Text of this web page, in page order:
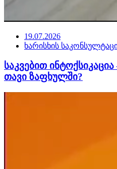
19.07.2026
ხარისხის
საკვებით
თავი ზაფხულში?